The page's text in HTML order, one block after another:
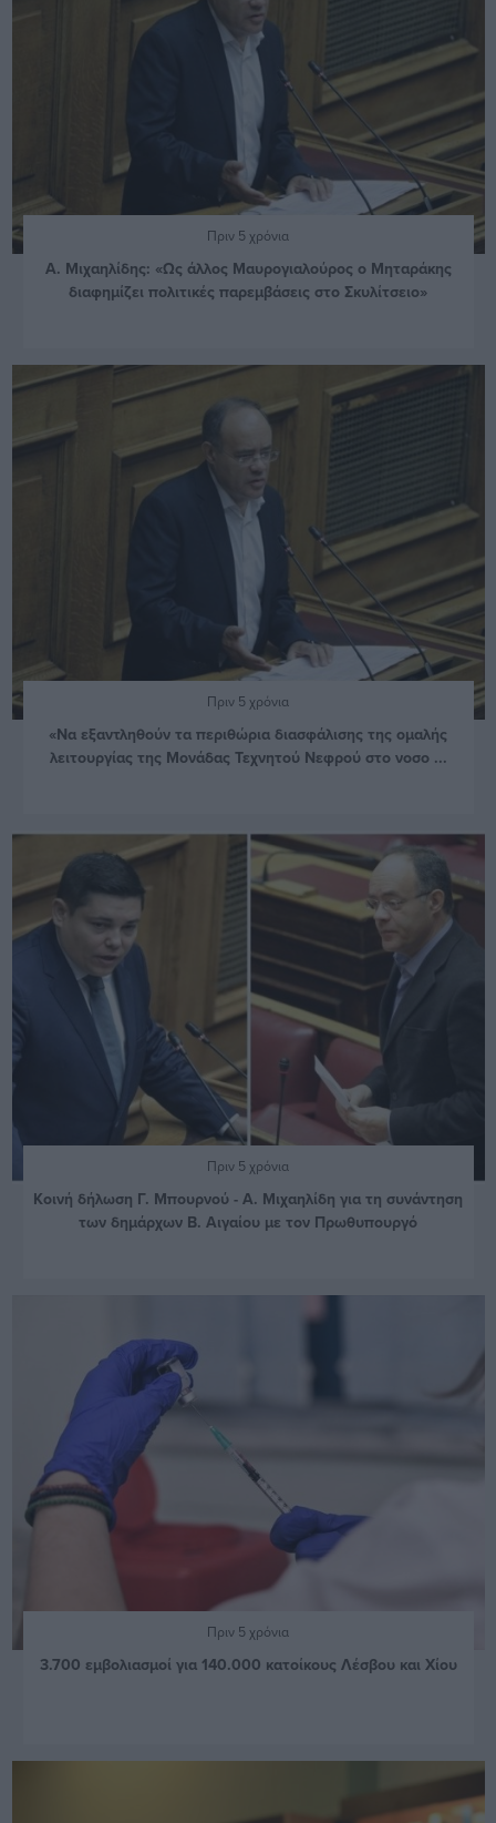
Πριν 5 χρόνια
Α. Μιχαηλίδης: «Ως άλλος Μαυρογιαλούρος ο Μηταράκης
διαφημίζει πολιτικές παρεμβάσεις στο Σκυλίτσειο»
Πριν 5 χρόνια
«Να εξαντληθούν τα περιθώρια διασφάλισης της ομαλής
λειτουργίας της Μονάδας Τεχνητού Νεφρού στο νοσο ...
Πριν 5 χρόνια
Κοινή δήλωση Γ. Μπουρνού - Α. Μιχαηλίδη για τη συνάντηση
των δημάρχων Β. Αιγαίου με τον Πρωθυπουργό
Πριν 5 χρόνια
3.700 εμβολιασμοί για 140.000 κατοίκους Λέσβου και Χίου